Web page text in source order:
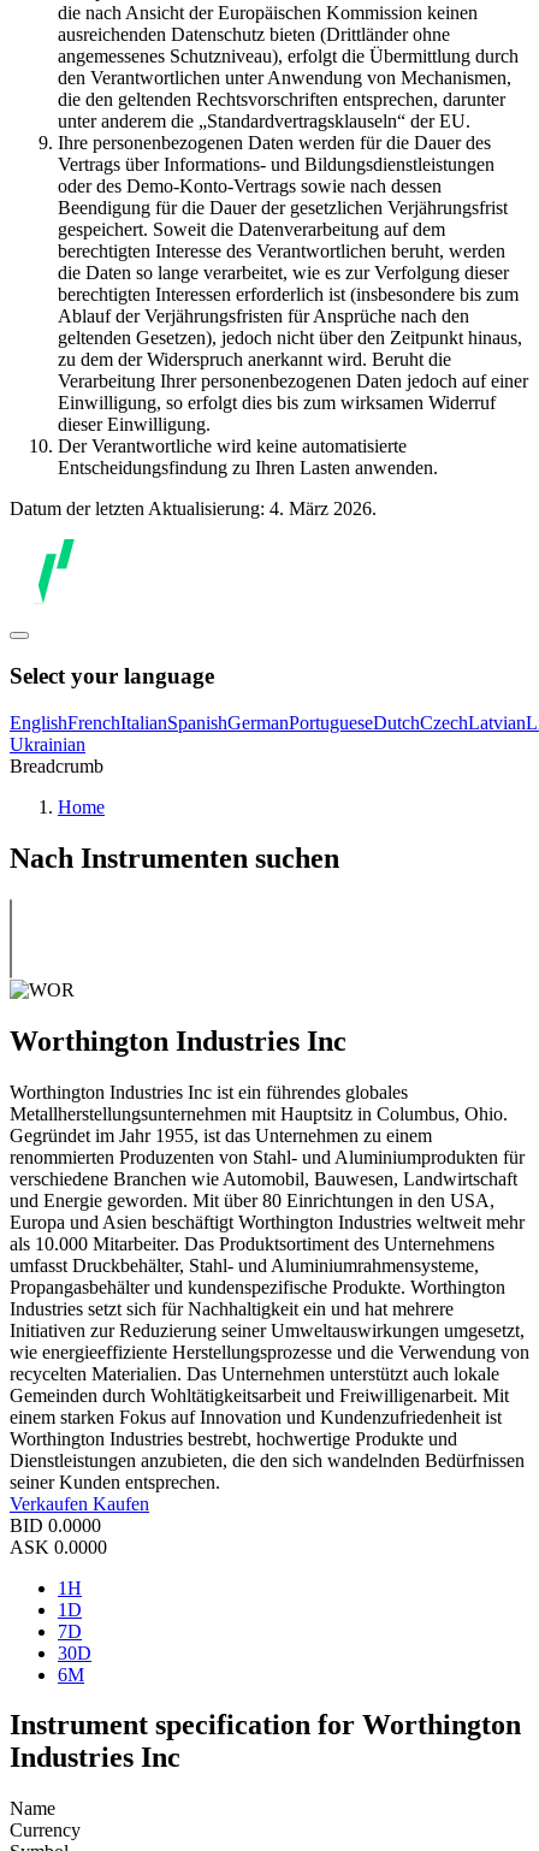
die nach Ansicht der Europäischen Kommission keinen
ausreichenden Datenschutz bieten (Drittländer ohne
angemessenes Schutzniveau), erfolgt die Übermittlung durch
den Verantwortlichen unter Anwendung von Mechanismen,
die den geltenden Rechtsvorschriften entsprechen, darunter
unter anderem die „Standardvertragsklauseln“ der EU.
Ihre personenbezogenen Daten werden für die Dauer des
Vertrags über Informations- und Bildungsdienstleistungen
oder des Demo-Konto-Vertrags sowie nach dessen
Beendigung für die Dauer der gesetzlichen Verjährungsfrist
gespeichert. Soweit die Datenverarbeitung auf dem
berechtigten Interesse des Verantwortlichen beruht, werden
die Daten so lange verarbeitet, wie es zur Verfolgung dieser
berechtigten Interessen erforderlich ist (insbesondere bis zum
Ablauf der Verjährungsfristen für Ansprüche nach den
geltenden Gesetzen), jedoch nicht über den Zeitpunkt hinaus,
zu dem der Widerspruch anerkannt wird. Beruht die
Verarbeitung Ihrer personenbezogenen Daten jedoch auf einer
Einwilligung, so erfolgt dies bis zum wirksamen Widerruf
dieser Einwilligung.
Der Verantwortliche wird keine automatisierte
Entscheidungsfindung zu Ihren Lasten anwenden.
Datum der letzten Aktualisierung: 4. März 2026.
Select your language
EnglishFrenchItalianSpanishGermanPortugueseDutchCzechLatvian
Ukrainian
Breadcrumb
Home
Nach Instrumenten suchen
Worthington Industries Inc
Worthington Industries Inc ist ein führendes globales
Metallherstellungsunternehmen mit Hauptsitz in Columbus, Ohio.
Gegründet im Jahr 1955, ist das Unternehmen zu einem
renommierten Produzenten von Stahl- und Aluminiumprodukten für
verschiedene Branchen wie Automobil, Bauwesen, Landwirtschaft
und Energie geworden. Mit über 80 Einrichtungen in den USA,
Europa und Asien beschäftigt Worthington Industries weltweit mehr
als 10.000 Mitarbeiter. Das Produktsortiment des Unternehmens
umfasst Druckbehälter, Stahl- und Aluminiumrahmensysteme,
Propangasbehälter und kundenspezifische Produkte. Worthington
Industries setzt sich für Nachhaltigkeit ein und hat mehrere
Initiativen zur Reduzierung seiner Umweltauswirkungen umgesetzt,
wie energieeffiziente Herstellungsprozesse und die Verwendung von
recycelten Materialien. Das Unternehmen unterstützt auch lokale
Gemeinden durch Wohltätigkeitsarbeit und Freiwilligenarbeit. Mit
einem starken Fokus auf Innovation und Kundenzufriedenheit ist
Worthington Industries bestrebt, hochwertige Produkte und
Dienstleistungen anzubieten, die den sich wandelnden Bedürfnissen
seiner Kunden entsprechen.
Verkaufen Kaufen
BID 0.0000
ASK 0.0000
1H
1D
7D
30D
6M
Instrument specification for Worthington
Industries Inc
Name
Currency